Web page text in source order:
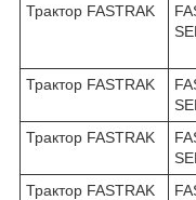
Трактор FASTRAK
Трактор FASTRAK
Трактор FASTRAK
Трактор FASTRAK